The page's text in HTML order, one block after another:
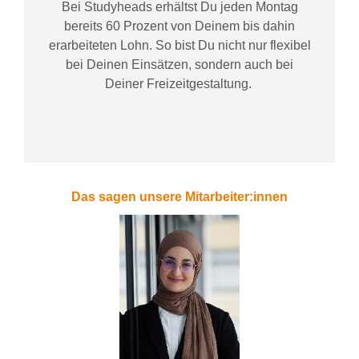
Bei Studyheadserhältst Du jeden Montag
bereits 60 Prozent von Deinem bis dahin
erarbeiteten Lohn. So bist Du nicht nur flexibel
bei Deinen Einsätzen, sondern auch bei
DeinerFreizeitgestaltung.
Das sagen unsere Mitarbeiter:innen